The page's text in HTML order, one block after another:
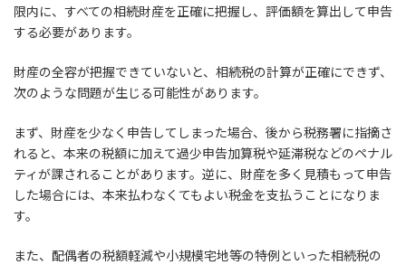
限内に、すべての相続財産を正確に把握し、評価額を算出して申告
する必要があります。
財産の全容が把握できていないと、相続税の計算が正確にできず、
次のような問題が生じる可能性があります。
まず、財産を少なく申告してしまった場合、後から税務署に指摘さ
れると、本来の税額に加えて過少申告加算税や延滞税などのペナル
ティが課されることがあります。逆に、財産を多く見積もって申告
した場合には、本来払わなくてもよい税金を支払うことになりま
す。
また、配偶者の税額軽減や小規模宅地等の特例といった相続税の